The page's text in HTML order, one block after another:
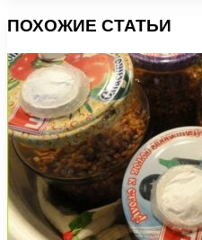
ПОХОЖИЕ СТАТЬИ